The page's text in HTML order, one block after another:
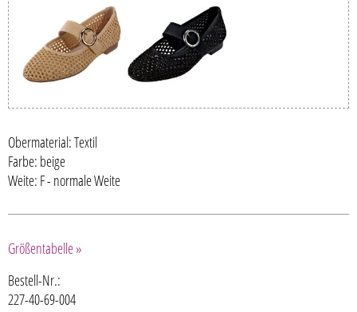
Obermaterial: Textil
Farbe: beige
Weite: F - normale Weite
Größentabelle »
Bestell-Nr.:
227-40-69-004